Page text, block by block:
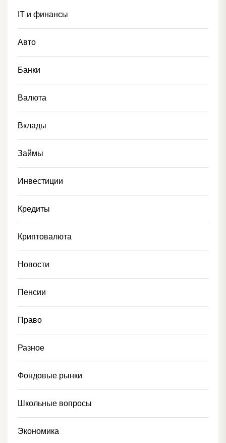
IT и финансы
Авто
Банки
Валюта
Вклады
Займы
Инвестиции
Кредиты
Криптовалюта
Новости
Пенсии
Право
Разное
Фондовые рынки
Школьные вопросы
Экономика